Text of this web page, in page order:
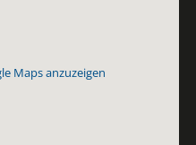
Maps anzuzeigen